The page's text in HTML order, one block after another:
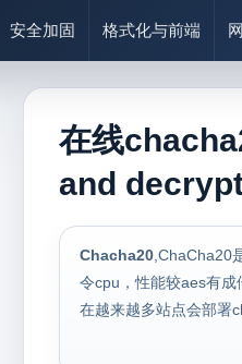
安全加固 格式化与前端
在线
and
Chacha20,ChaCha20
令cpu，性能较aes有
在越来越多站点会部署